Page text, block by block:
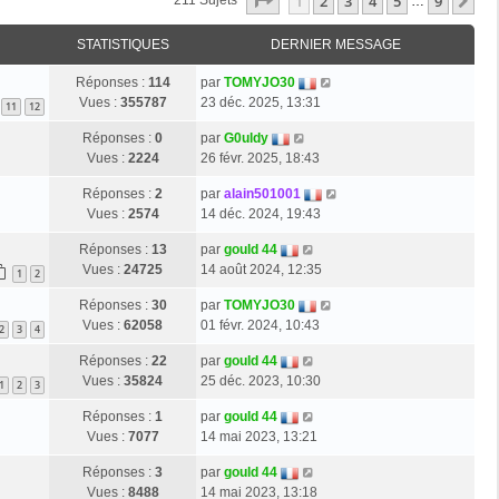
STATISTIQUES DERNIER MESSAGE
11 12
Réponses : 114
Vues : 355787
par TOMYJO30
23 déc. 2025, 13:31
Réponses : 0
Vues : 2224
par G0uldy
26 févr. 2025, 18:43
Réponses : 2
Vues : 2574
par alain501001
14 déc. 2024, 19:43
1 2
Réponses : 13
Vues : 24725
par gould 44
14 août 2024, 12:35
2 3 4
Réponses : 30
Vues : 62058
par TOMYJO30
01 févr. 2024, 10:43
1 2 3
Réponses : 22
Vues : 35824
par gould 44
25 déc. 2023, 10:30
Réponses : 1
Vues : 7077
par gould 44
14 mai 2023, 13:21
Réponses : 3
Vues : 8488
par gould 44
14 mai 2023, 13:18